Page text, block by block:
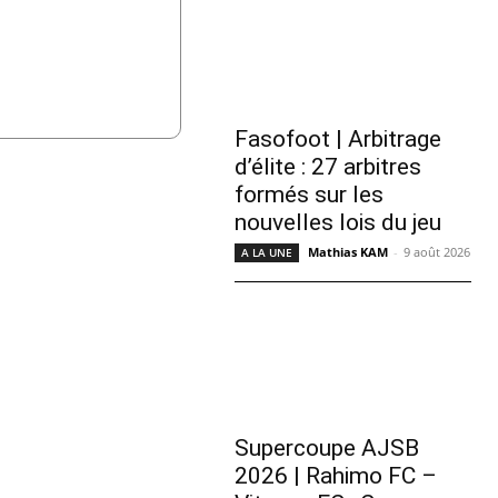
Fasofoot | Arbitrage
d’élite : 27 arbitres
formés sur les
nouvelles lois du jeu
A LA UNE Mathias KAM - 9 août 2026
Supercoupe AJSB
2026 | Rahimo FC –